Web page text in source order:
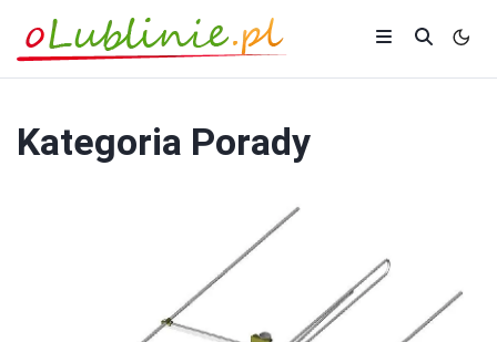
Kategoria Porady